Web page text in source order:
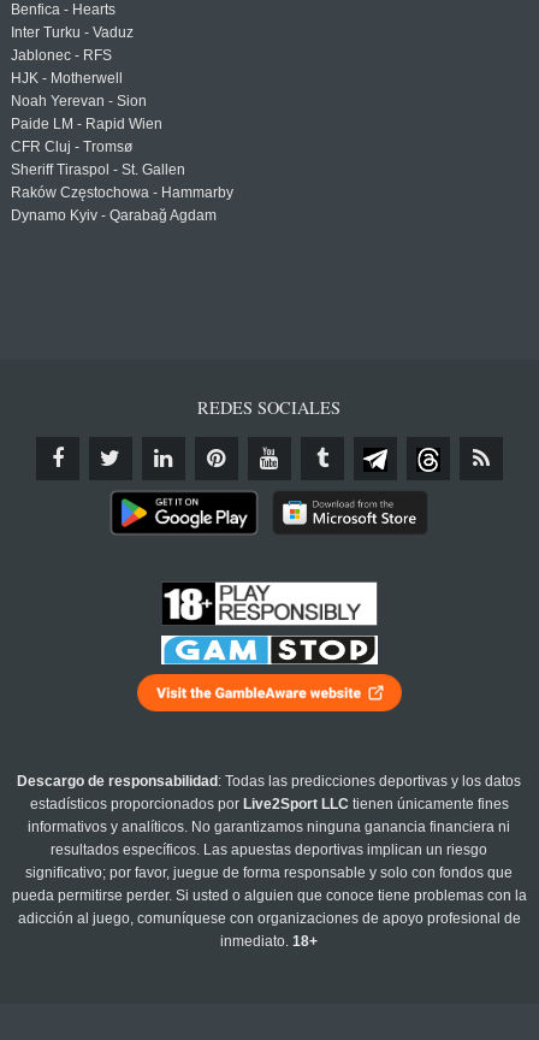
Benfica - Hearts
Inter Turku - Vaduz
Jablonec - RFS
HJK - Motherwell
Noah Yerevan - Sion
Paide LM - Rapid Wien
CFR Cluj - Tromsø
Sheriff Tiraspol - St. Gallen
Raków Częstochowa - Hammarby
Dynamo Kyiv - Qarabağ Agdam
REDES SOCIALES
Descargo de responsabilidad : Todas las predicciones deportivas y los datos
estadísticos proporcionados por Live2Sport LLC tienen únicamente fines
informativos y analíticos. No garantizamos ninguna ganancia financiera ni
resultados específicos. Las apuestas deportivas implican un riesgo
significativo; por favor, juegue de forma responsable y solo con fondos que
pueda permitirse perder. Si usted o alguien que conoce tiene problemas con la
adicción al juego, comuníquese con organizaciones de apoyo profesional de
inmediato.18+